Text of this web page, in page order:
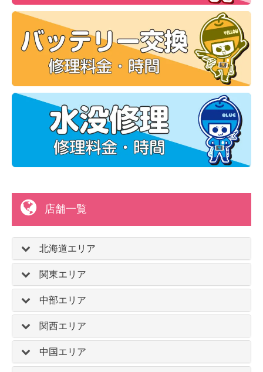
店舗一覧
北海道エリア
関東エリア
中部エリア
関西エリア
中国エリア